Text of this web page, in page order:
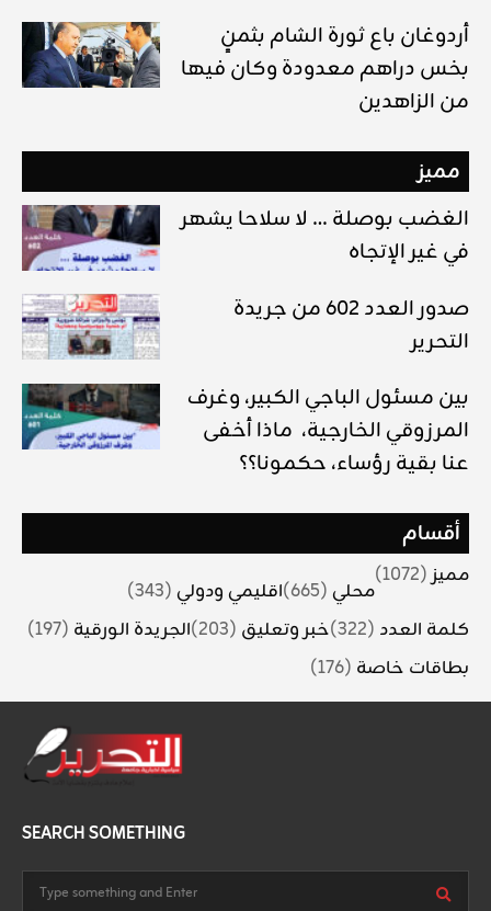
أردوغان باع ثورة الشام بثمنٍ
بخس دراهم معدودة وكان فيها
من الزاهدين
مميز
الغضب بوصلة … لا سلاحا يشهر
في غير الإتجاه
صدور العدد 602 من جريدة
التحرير
بين مسئول الباجي الكبير، وغرف
المرزوقي الخارجية، ماذا أخفى
عنا بقية رؤساء، حكمونا؟؟
أقسام
مميز(1072)
محلي (665) اقليمي ودولي (343)
كلمة العدد (322) خبر وتعليق (203) الجريدة الورقية (197)
بطاقات خاصة (176)
SEARCH SOMETHING